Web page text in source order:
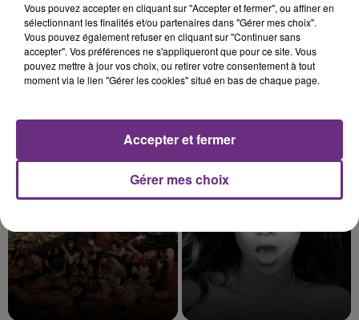
5 août 2026
VENEZ FÊTER CE WEEK-END
L'ANNIVERSAIRE DE WOINIC
Ce samedi 8 août sera un grand jour :
TITRES DIFFUSÉS
10h44
10h44
Vous pouvez accepter en cliquant sur "Accepter et fermer", ou affiner en
sélectionnant les finalités et/ou partenaires dans "Gérer mes choix".
Vous pouvez également refuser en cliquant sur "Continuer sans
accepter". Vos préférences ne s'appliqueront que pour ce site. Vous
pouvez mettre à jour vos choix, ou retirer votre consentement à tout
moment via le lien "Gérer les cookies" situé en bas de chaque page.
Gérer mes choix
Accepter et fermer